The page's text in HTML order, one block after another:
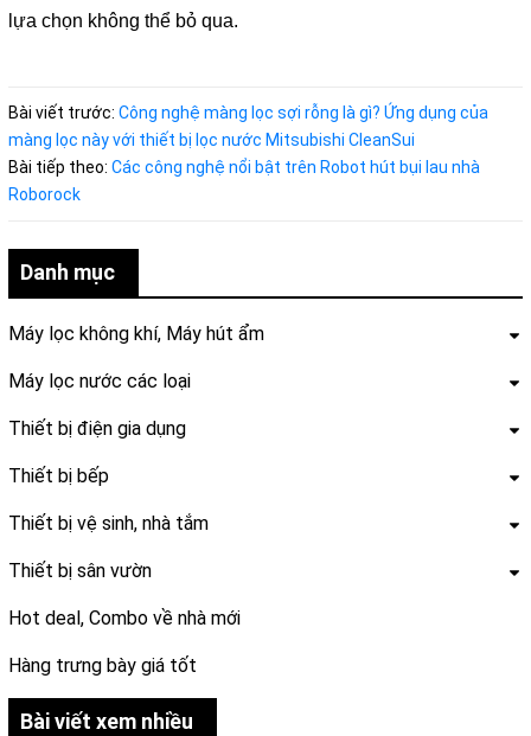
Danh mục
Máy lọc không khí, Máy hút ẩm
Máy lọc nước các loại
Thiết bị điện gia dụng
Thiết bị bếp
Thiết bị vệ sinh, nhà tắm
Thiết bị sân vườn
Hot deal, Combo về nhà mới
Hàng trưng bày giá tốt
Bài viết xem nhiều
lựa chọn không thể bỏ qua.
Bài viết trước: Công nghệ màng lọc sợi rỗng là gì? Ứng dụng của
màng lọc này với thiết bị lọc nước Mitsubishi CleanSui
Bài tiếp theo: Các công nghệ nổi bật trên Robot hút bụi lau nhà
Roborock